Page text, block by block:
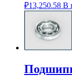
₽13,250.58 В